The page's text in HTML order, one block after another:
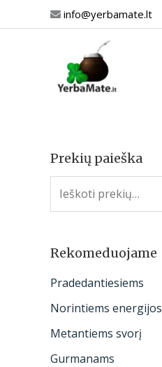
prie
info@yerbamate.lt
Prekių paieška
I
e
o
:
Rekomeduojame
Pradedantiesiems
Norintiems energijos
Metantiems svorį
Gurmanams